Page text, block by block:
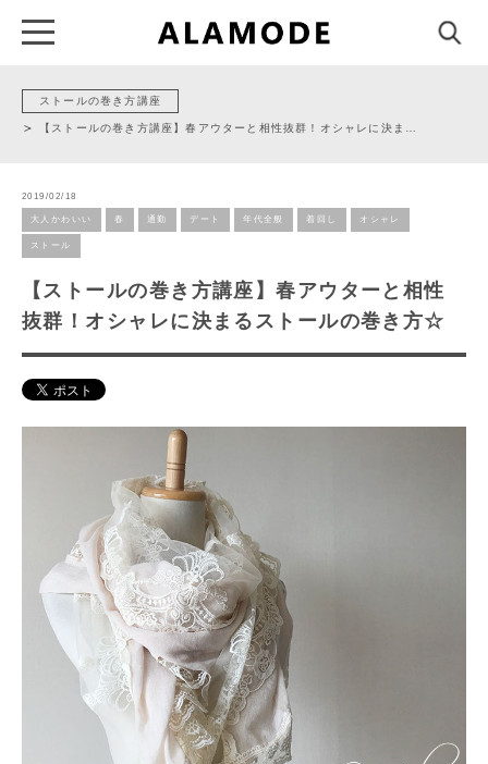
ストールの巻き方講座
【ストールの巻き方講座】春アウターと相性抜群！オシャレに決ま…
2019/02/18
大人かわいい 春 通勤 デート 年代全般 着回し オシャレ
ストール
【ストールの巻き方講座】春アウターと相性
抜群！オシャレに決まるストールの巻き方☆